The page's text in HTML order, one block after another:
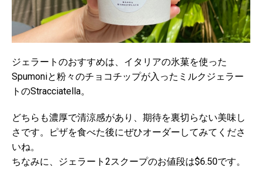
ジェラートのおすすめは、イタリアの氷菓を使った
Spumoniと粉々のチョコチップが入ったミルクジェラー
トのStracciatella。
どちらも濃厚で清涼感があり、期待を裏切らない美味し
さです。ピザを食べた後にぜひオーダーしてみてくださ
いね。
ちなみに、ジェラート2スクープのお値段は$6.50です。